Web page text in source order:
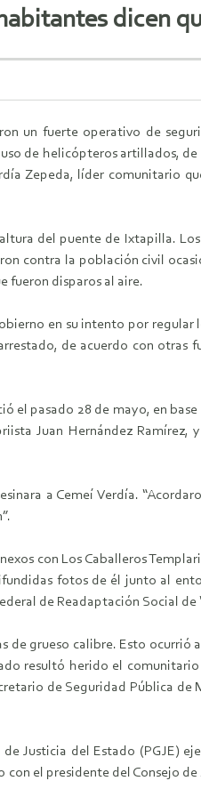
dicen
un fuerte operativo de
de helicópteros artillados,
Zepeda, líder comunitario
del puente de Ixtapilla.
contra la población civil
fueron disparos al aire.
en su intento por
de acuerdo con otras
el pasado 28 de mayo, en
Juan Hernández Ramírez,
a Cemeí Verdía.
con Los Caballeros
fotos de él junto al
de Readaptación Social de
de grueso calibre. Esto ocurrió
resultó herido el comunitario
de Seguridad Pública de
Justicia del Estado (PGJE)
con el presidente del Consejo